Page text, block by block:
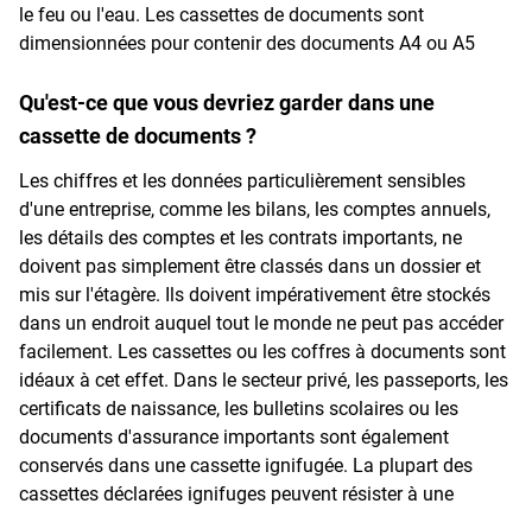
le feu ou l'eau. Les cassettes de documents sont
dimensionnées pour contenir des documents A4 ou A5
Qu'est-ce que vous devriez garder dans une
cassette de documents ?
Les chiffres et les données particulièrement sensibles
d'une entreprise, comme les bilans, les comptes annuels,
les détails des comptes et les contrats importants, ne
doivent pas simplement être classés dans un dossier et
mis sur l'étagère. Ils doivent impérativement être stockés
dans un endroit auquel tout le monde ne peut pas accéder
facilement. Les cassettes ou les coffres à documents sont
idéaux à cet effet. Dans le secteur privé, les passeports, les
certificats de naissance, les bulletins scolaires ou les
documents d'assurance importants sont également
conservés dans une cassette ignifugée. La plupart des
cassettes déclarées ignifuges peuvent résister à une